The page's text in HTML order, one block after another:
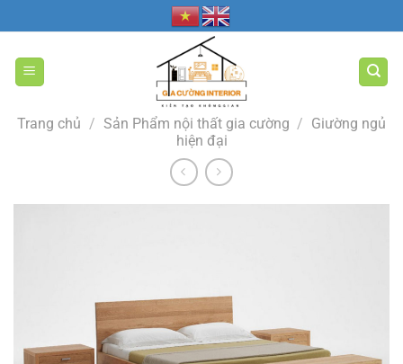
qua
nội
dung
Trang chủ / Sản Phẩm nội thất gia cường / Giường ngủ
hiện đại